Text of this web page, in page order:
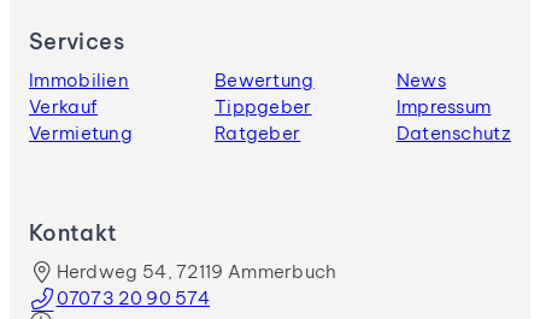
Services
Immobilien
Verkauf
Vermietung
Bewertung
Tippgeber
Ratgeber
News
Impressum
Datenschutz
Kontakt
Herdweg 54, 72119 Ammerbuch
07073 20 90 574